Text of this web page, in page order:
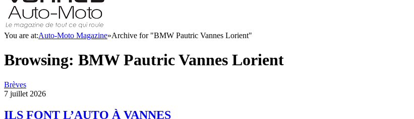
You are at:Auto-Moto Magazine»Archive for "BMW Pautric Vannes Lorient"
Browsing: BMW Pautric Vannes Lorient
Brèves
7 juillet 2026
ILS FONT L’AUTO À VANNES